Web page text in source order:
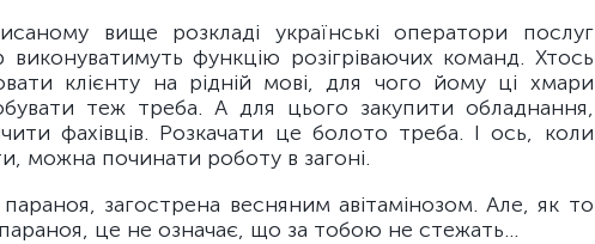
вище розкладі українські оператори послуг
виконуватимуть функцію розігріваючих команд. Хтось
клієнту на рідній мові, для чого йому ці хмари
теж треба. А для цього закупити обладнання,
фахівців. Розкачати це болото треба. І ось, коли
можна починати роботу в загоні.
загострена весняним авітамінозом. Але, як то
це не означає, що за тобою не стежать...